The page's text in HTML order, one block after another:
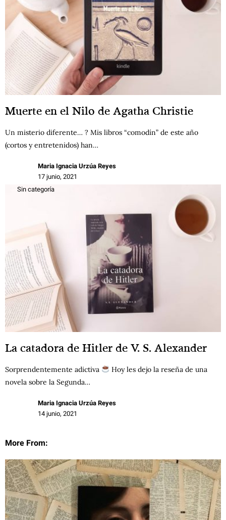
Muerte en el Nilo de Agatha Christie
Un misterio diferente… ? Mis libros “comodín” de este año
(cortos y entretenidos) han…
Maria Ignacia Urzúa Reyes
17 junio, 2021
Sin categoría
La catadora de Hitler de V. S. Alexander
Sorprendentemente adictiva
Hoy les dejo la reseña de una
novela sobre la Segunda…
Maria Ignacia Urzúa Reyes
14 junio, 2021
More From: